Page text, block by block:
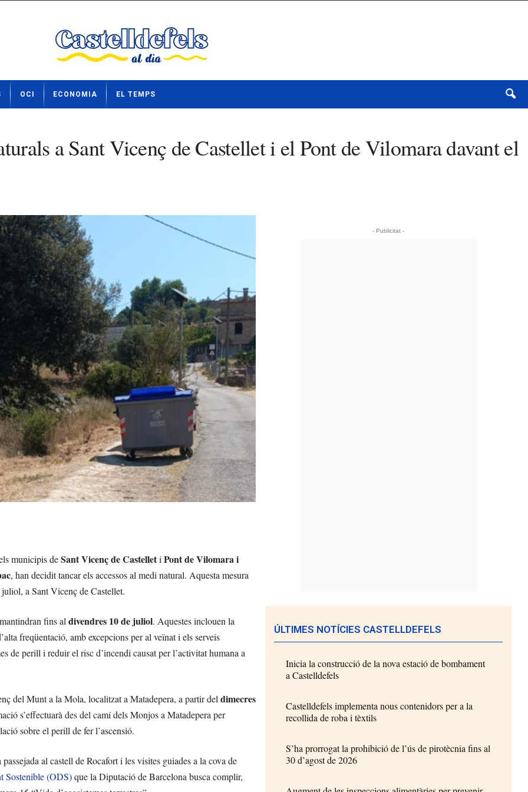
OCI ECONOMIA EL TEMPS
a Sant Vicenç de Castellet i el Pont de Vilomara davant el
municipis deSant Vicenç de CastelletiPont de Vilomara i
, han decidit tancar els accessos al medi natural. Aquesta mesura
a Sant Vicenç de Castellet.
fins aldivendres 10 de juliol. Aquestes inclouen la
freqüentació, amb excepcions per al veïnat i els serveis
de perill i reduir el risc d’incendi causat per l’activitat humana a
del Munt a la Mola, localitzat a Matadepera, a partir deldimecres
s’effectuarà des del camí dels Monjos a Matadepera per
sobre el perill de fer l’ascensió.
al castell de Rocafort i les visites guiades a la cova de
Sostenible (ODS)que la Diputació de Barcelona busca complir,
- Publicitat -
ÚLTIMES NOTÍCIES CASTELLDEFELS
Inicia la construcció de la nova estació de bombament
a Castelldefels
Castelldefels implementa nous contenidors per a la
recollida de roba i tèxtils
S’ha prorrogat la prohibició de l’ús de pirotècnia fins al
30 d’agost de 2026